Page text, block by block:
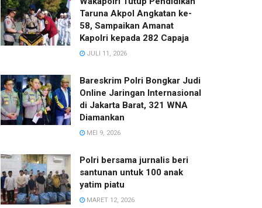
Taruna Akpol Angkatan ke-
58, Sampaikan Amanat
Kapolri kepada 282 Capaja
JULI 11, 2026
Bareskrim Polri Bongkar Judi
Online Jaringan Internasional
di Jakarta Barat, 321 WNA
Diamankan
MEI 9, 2026
Polri bersama jurnalis beri
santunan untuk 100 anak
yatim piatu
MARET 12, 2026